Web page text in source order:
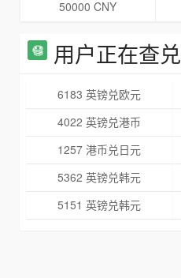
50000 CNY
用户正在查兑
6183 英镑兑欧元
4022 英镑兑港币
1257 港币兑日元
5362 英镑兑韩元
5151 英镑兑韩元